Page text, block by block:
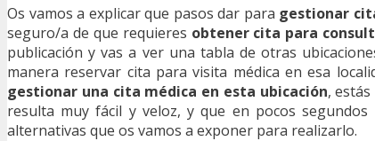
Os vamos a explicar que pasos dar para gestionar
seguro/a de que requieres obtener cita para
publicación y vas a ver una tabla de otras
manera reservar cita para visita médica en esa
gestionar una cita médica en esta ubicación,
resulta muy fácil y veloz, y que en pocos
alternativas que os vamos a exponer para realizarlo.